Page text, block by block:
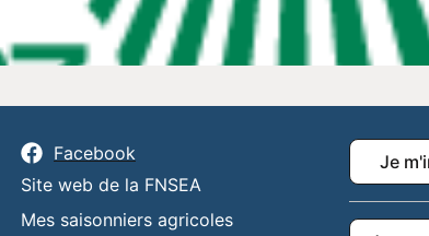
Facebook
Site web de la FNSEA
Mes saisonniers agricoles
Je